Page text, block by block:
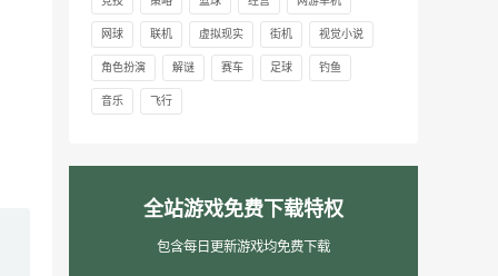
网球 联机 虚拟现实 街机 视觉小说
角色扮演 解谜 赛车 足球 钓鱼
音乐 飞行
全站游戏免费下载特权
包含每日更新游戏均免费下载